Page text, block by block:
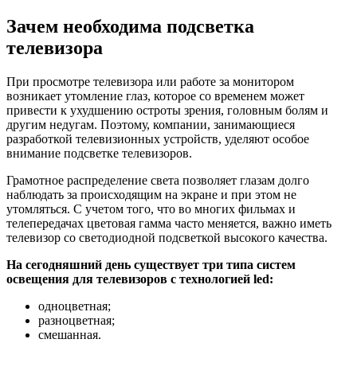
Зачем необходима подсветка
телевизора
При просмотре телевизора или работе за монитором
возникает утомление глаз, которое со временем может
привести к ухудшению остроты зрения, головным болям и
другим недугам. Поэтому, компании, занимающиеся
разработкой телевизионных устройств, уделяют особое
внимание подсветке телевизоров.
Грамотное распределение света позволяет глазам долго
наблюдать за происходящим на экране и при этом не
утомляться. С учетом того, что во многих фильмах и
телепередачах цветовая гамма часто меняется, важно иметь
телевизор со светодиодной подсветкой высокого качества.
На сегодняшний день существует три типа систем
освещения для телевизоров с технологией led:
одноцветная;
разноцветная;
смешанная.